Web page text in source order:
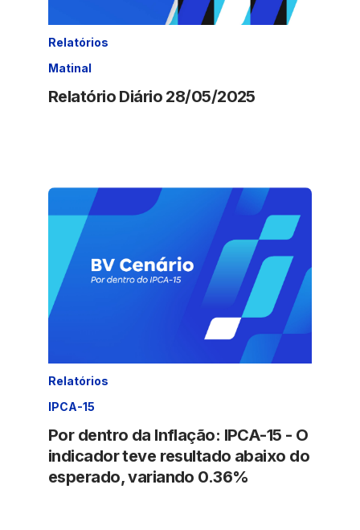
Relatórios
Matinal
Relatório Diário 28/05/2025
Relatórios
IPCA-15
Por dentro da Inflação: IPCA-15 - O
indicador teve resultado abaixo do
esperado, variando 0.36%